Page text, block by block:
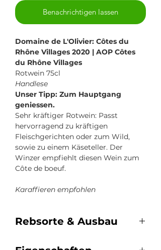
Benachrichtigen lassen
Domaine de L'Olivier: Côtes du
Rhône Villages 2020 | AOP Côtes
du Rhône Villages
Rotwein 75cl
Handlese
Unser Tipp: Zum Hauptgang
geniessen.
Sehr kräftiger Rotwein: Passt
hervorragend zu kräftigen
Fleischgerichten oder zum Wild,
sowie zu einem Käseteller. Der
Winzer empfiehlt diesen Wein zum
Côte de boeuf.
Karaffieren empfohlen
Rebsorte & Ausbau